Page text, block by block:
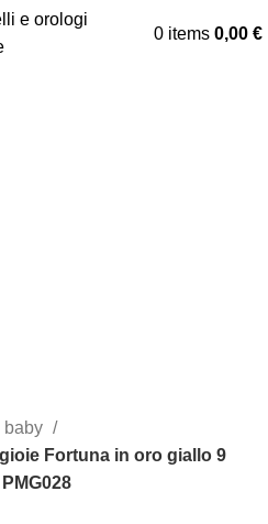
0 items 0,00 €
baby
Fortuna in oro giallo 9